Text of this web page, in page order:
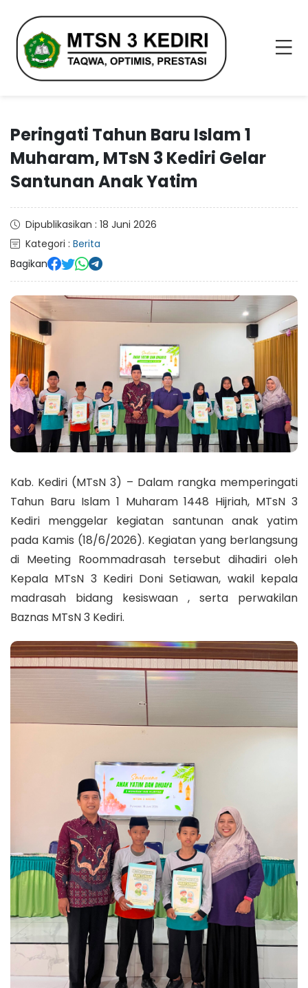
Peringati Tahun Baru Islam 1
Muharam, MTsN 3 Kediri Gelar
Santunan Anak Yatim
Dipublikasikan : 18 Juni 2026
Kategori : Berita
Bagikan
Kab. Kediri (MTsN 3) – Dalam rangka memperingati
Tahun Baru Islam 1 Muharam 1448 Hijriah, MTsN 3
Kediri menggelar kegiatan santunan anak yatim
pada Kamis (18/6/2026). Kegiatan yang berlangsung
di Meeting Roommadrasah tersebut dihadiri oleh
Kepala MTsN 3 Kediri Doni Setiawan, wakil kepala
madrasah bidang kesiswaan , serta perwakilan
Baznas MTsN 3 Kediri.